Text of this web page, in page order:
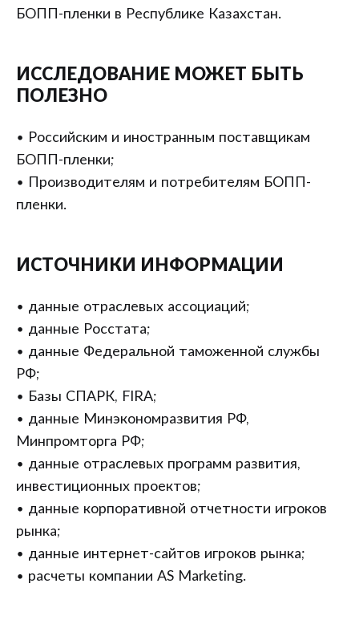
БОПП-пленки в Республике Казахстан.
ИССЛЕДОВАНИЕ МОЖЕТ БЫТЬ
ПОЛЕЗНО
• Российским и иностранным поставщикам
БОПП-пленки;
• Производителям и потребителям БОПП-
пленки.
ИСТОЧНИКИ ИНФОРМАЦИИ
• данные отраслевых ассоциаций;
• данные Росстата;
• данные Федеральной таможенной службы
РФ;
• Базы СПАРК, FIRA;
• данные Минэкономразвития РФ,
Минпромторга РФ;
• данные отраслевых программ развития,
инвестиционных проектов;
• данные корпоративной отчетности игроков
рынка;
• данные интернет-сайтов игроков рынка;
• расчеты компании AS Marketing.